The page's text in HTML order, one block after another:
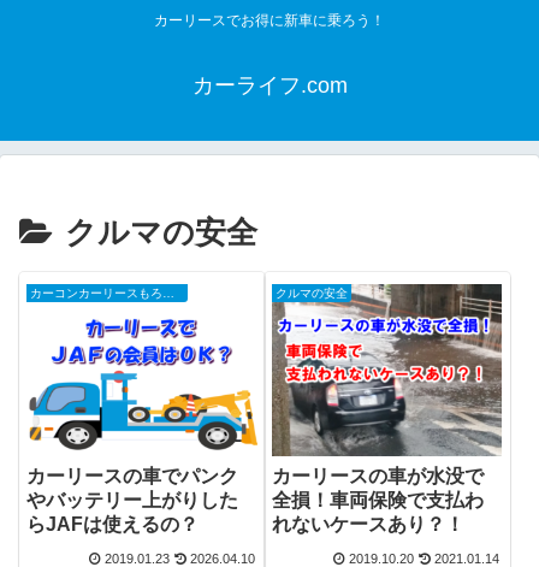
カーリースでお得に新車に乗ろう！
カーライフ.com
クルマの安全
カーリースの車でパンク
やバッテリー上がりした
らJAFは使えるの？
2019.01.23 2026.04.10
クルマの安全
カーリースの車が水没で
全損！車両保険で支払わ
れないケースあり？！
2019.10.20 2021.01.14